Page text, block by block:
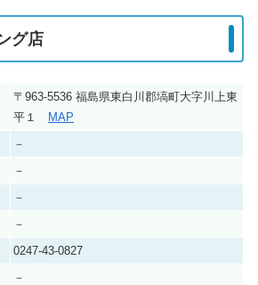
グ店
〒963-5536 福島県東白川郡塙町大字川上東
平１ MAP
－
－
－
－
0247-43-0827
－